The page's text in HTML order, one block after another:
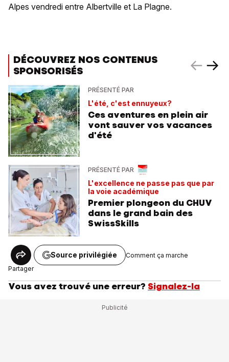
Alpes vendredi entre Albertville et La Plagne.
DÉCOUVREZ NOS CONTENUS
SPONSORISÉS
PRÉSENTÉ PAR
L'été, c'est ennuyeux?
Ces aventures en plein air
vont sauver vos vacances
d'été
PRÉSENTÉ PAR
L'excellence ne passe pas que par
la voie académique
Premier plongeon du CHUV
dans le grand bain des
SwissSkills
Partager
Source privilégiée Comment ça marche
Vous avez trouvé une erreur? Signalez-la